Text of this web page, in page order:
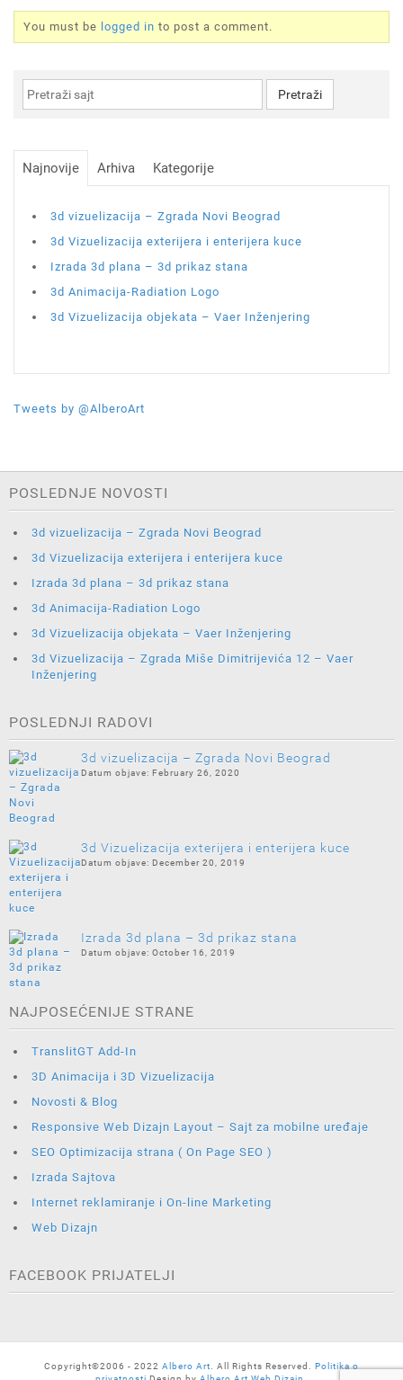
You must be logged in to post a comment.
Najnovije Arhiva Kategorije
3d vizuelizacija – Zgrada Novi Beograd
3d Vizuelizacija exterijera i enterijera kuce
Izrada 3d plana – 3d prikaz stana
3d Animacija-Radiation Logo
3d Vizuelizacija objekata – Vaer Inženjering
Tweets by @AlberoArt
POSLEDNJE NOVOSTI
3d vizuelizacija – Zgrada Novi Beograd
3d Vizuelizacija exterijera i enterijera kuce
Izrada 3d plana – 3d prikaz stana
3d Animacija-Radiation Logo
3d Vizuelizacija objekata – Vaer Inženjering
3d Vizuelizacija – Zgrada Miše Dimitrijevića 12 – Vaer
Inženjering
POSLEDNJI RADOVI
3d vizuelizacija – Zgrada Novi Beograd
February 26, 2020
3d Vizuelizacija exterijera i enterijera kuce
December 20, 2019
Izrada 3d plana – 3d prikaz stana
October 16, 2019
NAJPOSEĆENIJE STRANE
TranslitGT Add-In
3D Animacija i 3D Vizuelizacija
Novosti & Blog
Responsive Web Dizajn Layout – Sajt za mobilne uređaje
SEO Optimizacija strana ( On Page SEO )
Izrada Sajtova
Internet reklamiranje i On-line Marketing
Web Dizajn
FACEBOOK PRIJATELJI
Copyright©2006 - 2022 Albero Art. All Rights Reserved. Politika o